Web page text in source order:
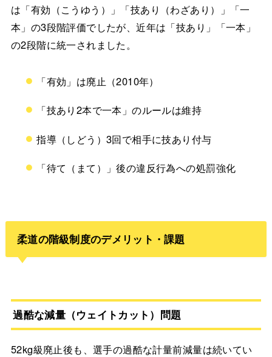
は「有効（こうゆう）」「技あり（わざあり）」「一
本」の3段階評価でしたが、近年は「技あり」「一本」
の2段階に統一されました。
「有効」は廃止（2010年）
「技あり2本で一本」のルールは維持
指導（しどう）3回で相手に技あり付与
「待て（まて）」後の違反行為への処罰強化
柔道の階級制度のデメリット・課題
過酷な減量（ウェイトカット）問題
52kg級廃止後も、選手の過酷な計量前減量は続いてい